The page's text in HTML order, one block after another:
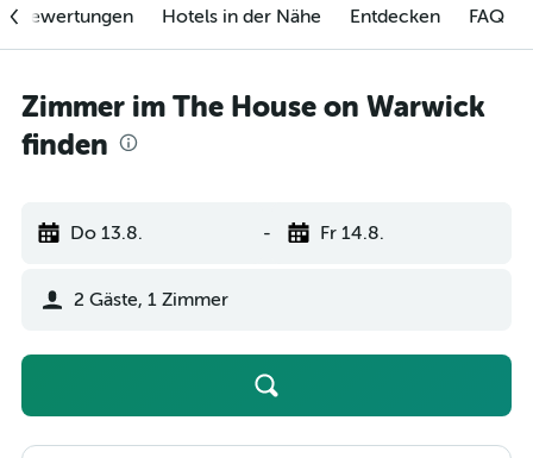
Hotels in der Nähe Entdecken FAQ
Zimmer im The House on Warwick
finden
Do 13.8. - Fr 14.8.
2 Gäste, 1 Zimmer